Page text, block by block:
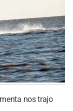
nos trajo